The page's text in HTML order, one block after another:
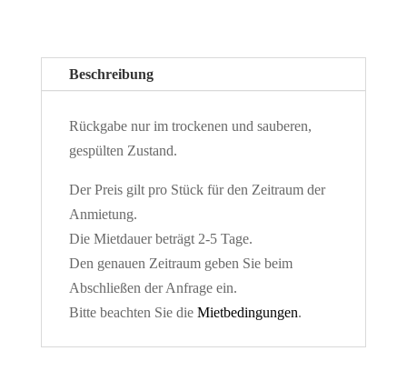
Beschreibung
Rückgabe nur im trockenen und sauberen,
gespülten Zustand.
Der Preis gilt pro Stück für den Zeitraum der
Anmietung.
Die Mietdauer beträgt 2-5 Tage.
Den genauen Zeitraum geben Sie beim
Abschließen der Anfrage ein.
Bitte beachten Sie die Mietbedingungen.